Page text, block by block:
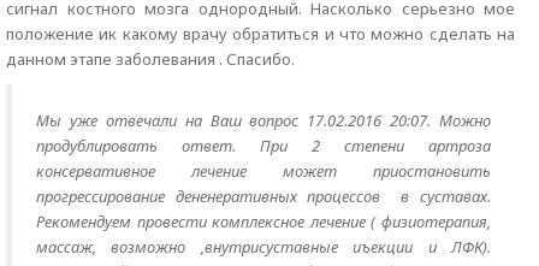
сигнал костного мозга однородный. Насколько серьезно мое
положение ик какому врачу обратиться и что можно сделать на
данном этапе заболевания . Спасибо.
Мы уже отвечали на Ваш вопрос 17.02.2016 20:07. Можно
продублировать ответ. При 2 степени артроза
консервативное лечение может приостановить
прогрессирование дененеративных процессов в суставах.
Рекомендуем провести комплексное лечение ( физиотерапия,
массаж, возможно ,внутрисуставные иъекции и ЛФК).